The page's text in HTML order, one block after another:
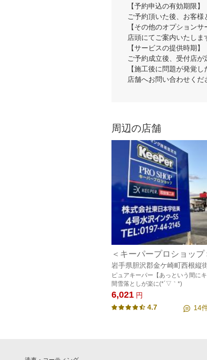
【予約申込の有効期限】
ご予約頂いた後、お客様
【その他のオプションサ
店頭にてご案内いたしま
【サービスの提供時期】
ご予約成立後、受付店が
【施工後に問題が発覚し
店舗へお問い合わせくだ
周辺の店舗
岩手県胆沢郡金ケ崎町西根縦
ピュアキーパー【あっという間に
間雪落としが楽に(*´▽｀*)
6,021 円
4.7
14